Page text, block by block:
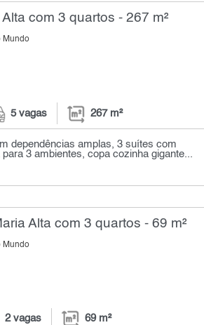
com 3 quartos - 267 m²
Mundo
5 vagas 267 m²
dependências amplas, 3 suítes com
3 ambientes, copa cozinha gigante...
Alta com 3 quartos - 69 m²
Mundo
2 vagas 69 m²